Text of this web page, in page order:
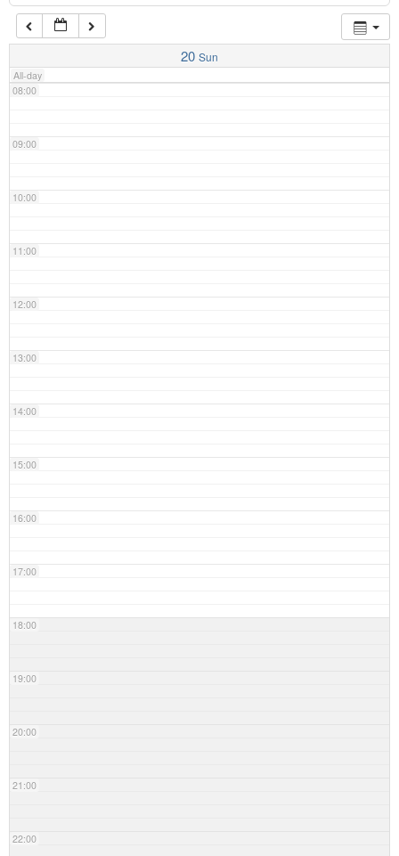
20 Sun
All-day
07:00
08:00
09:00
10:00
11:00
12:00
13:00
14:00
15:00
16:00
17:00
18:00
19:00
20:00
21:00
22:00